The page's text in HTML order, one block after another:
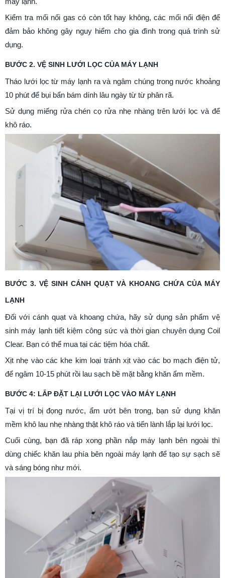
Kiểm tra mối nối gas có còn tốt hay không, các mối nối điện để
đảm bảo không gây nguy hiểm cho gia đình trong quá trình sử
dụng.
BƯỚC 2. VỆ SINH LƯỚI LỌC CỦA MÁY LẠNH
Tháo lưới lọc từ máy lạnh ra và ngâm chúng trong nước khoảng
10 phút để bụi bẩn bám dính lâu ngày từ từ phân rã.
Sử dụng miếng rửa chén cọ rửa nhẹ nhàng trên lưới lọc và để
khô ráo.
BƯỚC 3. VỆ SINH CÁNH QUẠT VÀ KHOANG CHỨA CỦA MÁY
LẠNH
Đối với cánh quạt và khoang chứa, hãy sử dụng sản phẩm vệ
sinh máy lạnh tiết kiệm công sức và thời gian chuyên dụng Coil
Clear. Bạn có thể mua tại các tiệm hóa chất.
Xịt nhẹ vào các khe kim loại tránh xịt vào các bo mạch điện tử,
để ngâm 10-15 phút rồi lau sạch bề mặt bằng khăn ẩm mềm.
BƯỚC 4: LẮP ĐẶT LẠI LƯỚI LỌC VÀO MÁY LẠNH
Tại vị trí bị đọng nước, ẩm ướt bên trong, bạn sử dụng khăn
mềm khô lau nhẹ nhàng thật khô ráo và tiến lành lắp lại lưới lọc.
Cuối cùng, bạn đã ráp xong phần nắp máy lạnh bên ngoài thì
dùng chiếc khăn lau phía bên ngoài máy lạnh để tạo sự sạch sẽ
và sáng bóng như mới.